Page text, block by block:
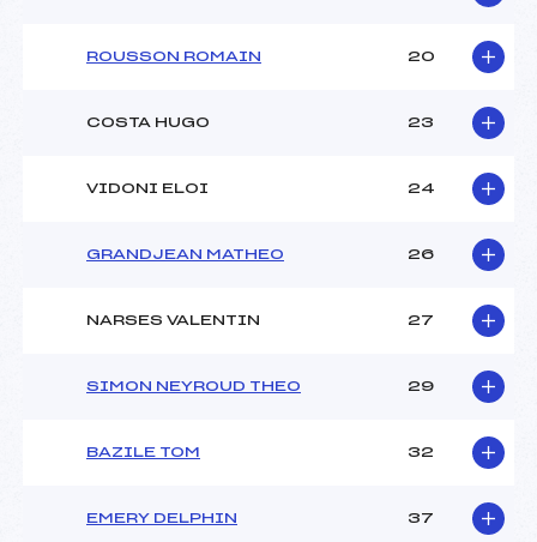
ROUSSON ROMAIN 20
COSTA HUGO 23
VIDONI ELOI 24
GRANDJEAN MATHEO 26
NARSES VALENTIN 27
SIMON NEYROUD THEO 29
BAZILE TOM 32
EMERY DELPHIN 37